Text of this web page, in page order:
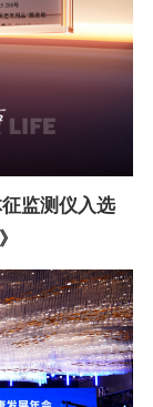
监测仪入选